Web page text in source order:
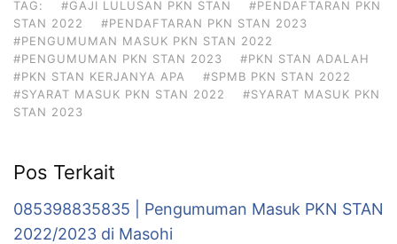
TAG: #GAJI LULUSAN PKN STAN
#PENDAFTARAN PKN
STAN 2022
#PENDAFTARAN PKN STAN 2023
#PENGUMUMAN MASUK PKN STAN 2022
#PENGUMUMAN PKN STAN 2023
#PKN STAN ADALAH
#PKN STAN KERJANYA APA
#SPMB PKN STAN 2022
#SYARAT MASUK PKN STAN 2022
#SYARAT MASUK PKN
STAN 2023
Pos Terkait
085398835835 | Pengumuman Masuk PKN STAN
2022/2023 di Masohi